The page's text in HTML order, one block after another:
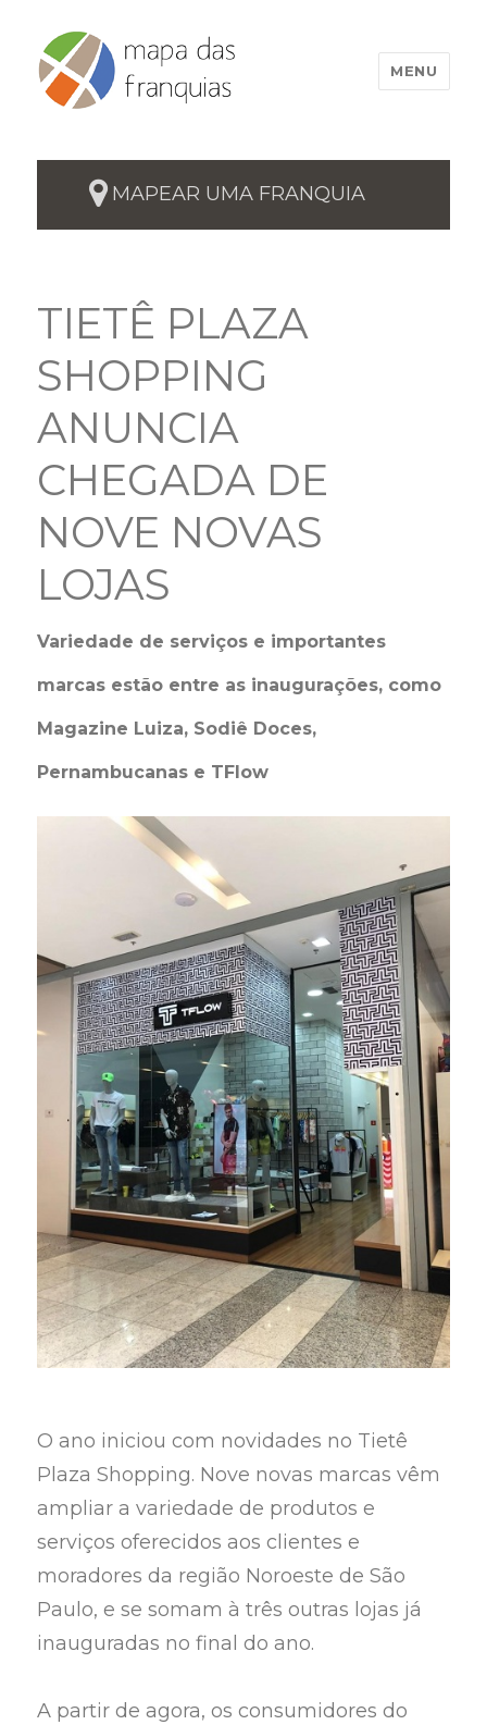
MENU
MAPEAR UMA FRANQUIA
TIETÊ PLAZA
SHOPPING
ANUNCIA
CHEGADA DE
NOVE NOVAS
LOJAS
Variedade de serviços e importantes
marcas estão entre as inaugurações, como
Magazine Luiza, Sodiê Doces,
Pernambucanas e TFlow
O ano iniciou com novidades no Tietê
Plaza Shopping. Nove novas marcas vêm
ampliar a variedade de produtos e
serviços oferecidos aos clientes e
moradores da região Noroeste de São
Paulo, e se somam à três outras lojas já
inauguradas no final do ano.
A partir de agora, os consumidores do